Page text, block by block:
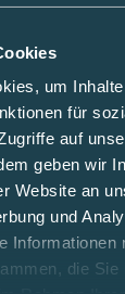
um
für
auf
geben wir
Website an
und
Informationen
die Sie
Der
automatisiert
CGM-